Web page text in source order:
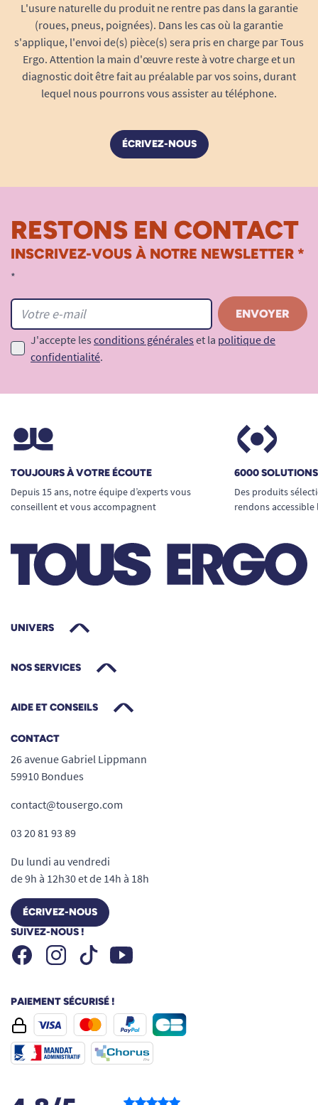
L'usure naturelle du produit ne rentre pas dans la garantie
(roues, pneus, poignées). Dans les cas où la garantie
s'applique, l'envoi de(s) pièce(s) sera pris en charge par Tous
Ergo. Attention la main d'œuvre reste à votre charge et un
diagnostic doit être fait au préalable par vos soins, durant
lequel nous pourrons vous assister au téléphone.
ÉCRIVEZ-NOUS
RESTONS EN CONTACT
INSCRIVEZ-VOUS À NOTRE NEWSLETTER *
*
J'accepte les conditions générales et la politique de
confidentialité.
TOUJOURS À VOTRE ÉCOUTE
Depuis 15 ans, notre équipe d’experts vous
conseillent et vous accompagnent
6000
Des produits
rendons
UNIVERS
NOS SERVICES
AIDE ET CONSEILS
CONTACT
26 avenue Gabriel Lippmann
59910 Bondues
contact@tousergo.com
03 20 81 93 89
Du lundi au vendredi
de 9h à 12h30 et de 14h à 18h
ÉCRIVEZ-NOUS
SUIVEZ-NOUS !
FacebookInstagramTiktok Youtube
PAIEMENT SÉCURISÉ !